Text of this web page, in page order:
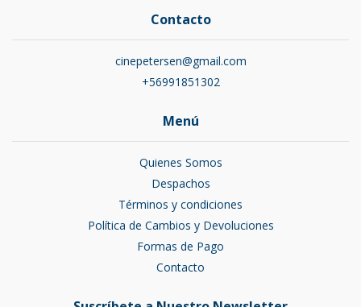
Contacto
cinepetersen@gmail.com
+56991851302
Menú
Quienes Somos
Despachos
Términos y condiciones
Política de Cambios y Devoluciones
Formas de Pago
Contacto